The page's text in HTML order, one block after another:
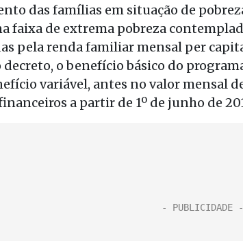
das famílias em situação de
faixa de extrema pobreza
pela renda familiar mensal per
decreto, o benefício básico do
variável, antes no valor mensal
a partir de 1º de junho de